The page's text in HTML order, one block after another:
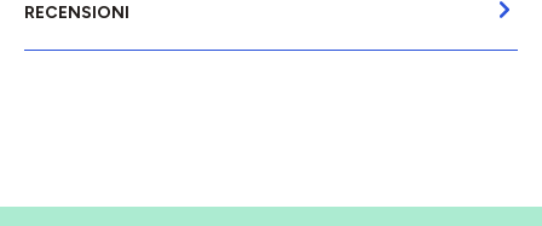
RECENSIONI